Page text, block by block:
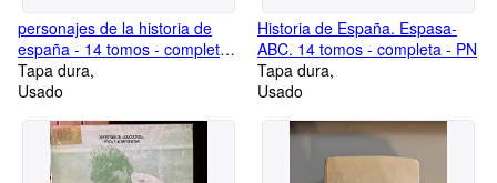
personajes de la historia de
españa - 14 tomos - completa -
pn
Tapa dura
Usado
Historia de España. Espasa-
ABC. 14 tomos - completa - PN
Tapa dura
Usado